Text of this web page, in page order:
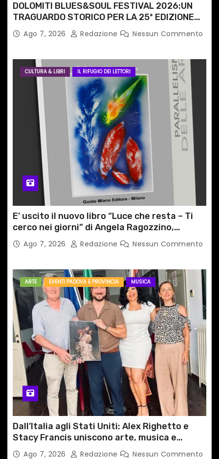
DOLOMITI BLUES&SOUL FESTIVAL 2026:UN
TRAGUARDO STORICO PER LA 25ª EDIZIONE
TRA LE CIME PATRIMONIO UNESCO
Ago 7, 2026 Redazione Nessun Commento
CULTURA & LIBRI IL RIFUGIO DEI LETTORI
E’ uscito il nuovo libro “Luce che resta – Ti
cerco nei giorni” di Angela Ragozzino,
medico primario di Capua
Ago 7, 2026 Redazione Nessun Commento
ARTE EVENTI PADOVA E PROVINCIA MUSICA
Dall’Italia agli Stati Uniti: Alex Righetto e
Stacy Francis uniscono arte, musica e
tecnologia in un nuovo progetto
Ago 7, 2026 Redazione Nessun Commento